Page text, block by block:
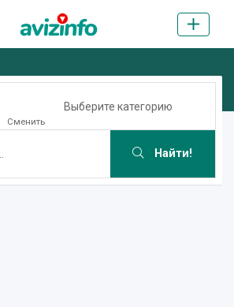
Сменить
Выберите категорию
Найти!